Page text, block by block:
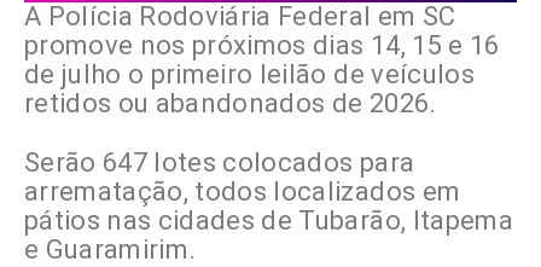
A Polícia Rodoviária Federal em SC
promove nos próximos dias 14, 15 e 16
de julho o primeiro leilão de veículos
retidos ou abandonados de 2026.
Serão 647 lotes colocados para
arrematação, todos localizados em
pátios nas cidades de Tubarão, Itapema
e Guaramirim.